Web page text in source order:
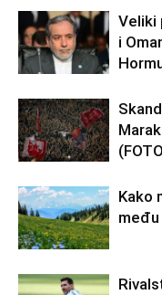
Veliki
i
Kako
među